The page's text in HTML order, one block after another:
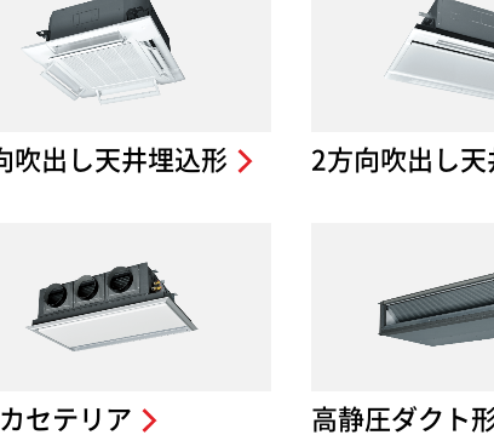
吹出し天井埋込形 2方向吹出し天
セテリア 高静圧ダクト